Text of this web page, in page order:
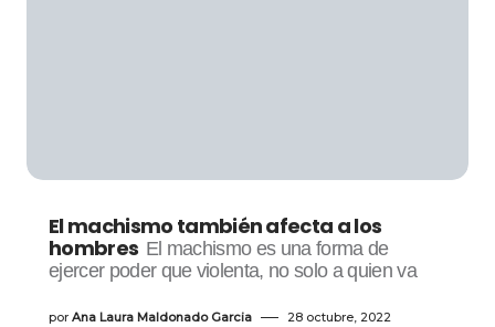
El machismo también afecta a los
hombres El machismo es una forma de
ejercer poder que violenta, no solo a quien va
por Ana Laura Maldonado Garcia 28 octubre, 2022